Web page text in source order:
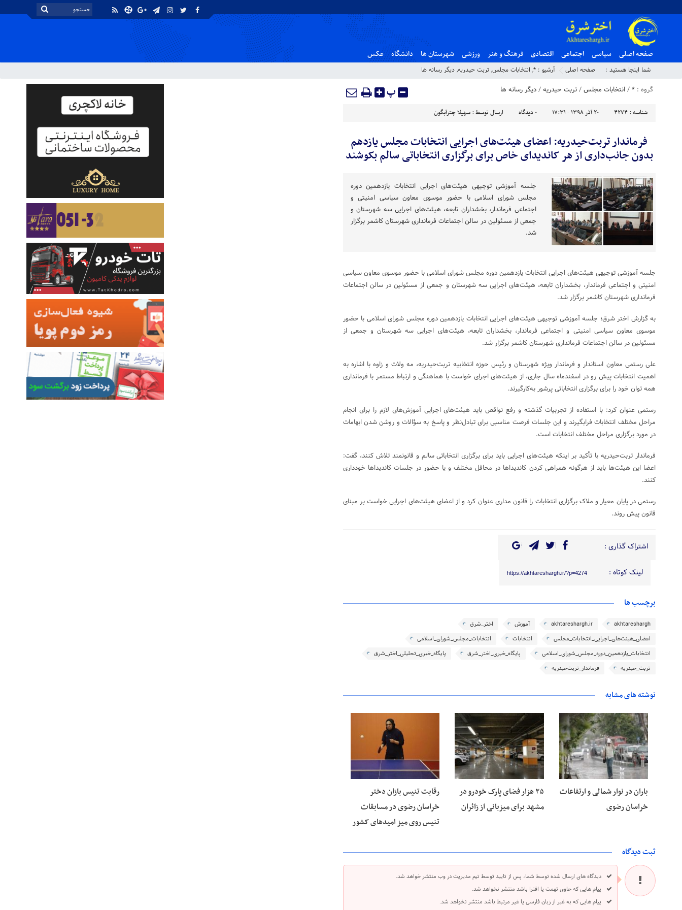
صفحه اصلی سیاسی اجتماعی اقتصادی فرهنگ و هنر ورزشی شهرستان ها دانشگاه عکس
شما اینجا هستید : صفحه اصلی آرشیو : *
, انتخابات مجلس, تربت حیدریه, دیگر رسانه ها
گروه : *
/انتخابات مجلس/تربت حیدریه/دیگر رسانه ها پ
شناسه : 4274 ۲۰ آذر ۱۳۹۸ - ۱۷:۳۱ ۰ دیدگاه ارسال توسط : سهیلا چترآبگون
فرماندار تربت‌حیدریه: اعضای هیئت‌های اجرایی انتخابات مجلس یازدهم
بدون جانب‌داری از هر کاندیدای خاص برای برگزاری انتخاباتی سالم بکوشند
جلسه آموزشی توجیهی هیئت‌های اجرایی انتخابات یازدهمین دوره
مجلس شورای اسلامی با حضور موسوی معاون سیاسی امنیتی و
اجتماعی فرماندار، بخشداران تابعه، هیئت‌های اجرایی سه شهرستان و
جمعی از مسئولین در سالن اجتماعات فرمانداری شهرستان کاشمر برگزار
شد.
جلسه آموزشی توجیهی هیئت‌های اجرایی انتخابات یازدهمین دوره مجلس شورای اسلامی با حضور موسوی معاون سیاسی
امنیتی و اجتماعی فرماندار، بخشداران تابعه، هیئت‌های اجرایی سه شهرستان و جمعی از مسئولین در سالن اجتماعات
فرمانداری شهرستان کاشمر برگزار شد.
به گزارش اختر شرق؛ جلسه آموزشی توجیهی هیئت‌های اجرایی انتخابات یازدهمین دوره مجلس شورای اسلامی با حضور
موسوی معاون سیاسی امنیتی و اجتماعی فرماندار، بخشداران تابعه، هیئت‌های اجرایی سه شهرستان و جمعی از
مسئولین در سالن اجتماعات فرمانداری شهرستان کاشمر برگزار شد.
علی رستمی معاون استاندار و فرماندار ویژه شهرستان و رئیس حوزه انتخابیه تربت‌حیدریه، مه ولات و زاوه با اشاره به
اهمیت انتخابات پیش رو در اسفندماه سال جاری، از هیئت‌های اجرای خواست با هماهنگی و ارتباط مستمر با فرمانداری
همه توان خود را برای برگزاری انتخاباتی پرشور به‌کارگیرند.
رستمی عنوان کرد: با استفاده از تجربیات گذشته و رفع نواقص باید هیئت‌های اجرایی آموزش‌های لازم را برای انجام
مراحل مختلف انتخابات فرابگیرند و این جلسات فرصت مناسبی برای تبادل‌نظر و پاسخ به سؤالات و روشن شدن ابهامات
در مورد برگزاری مراحل مختلف انتخابات است.
فرماندار تربت‌حیدریه با تأکید بر اینکه هیئت‌های اجرایی باید برای برگزاری انتخاباتی سالم و قانونمند تلاش کنند، گفت:
اعضا این هیئت‌ها باید از هرگونه همراهی کردن کاندیدا‌ها در محافل مختلف و یا حضور در جلسات کاندیدا‌ها خودداری
کنند.
رستمی در پایان معیار و ملاک برگزاری انتخابات را قانون مداری عنوان کرد و از اعضای هیئت‌های اجرایی خواست بر مبنای
قانون پیش روند.
اشتراک گذاری :
لینک کوتاه : https://akhtareshargh.ir/?p=4274
برچسب ها
akhtareshargh
akhtareshargh.ir آموزش
اختر_شرق
اعضای_هیئت‌های_اجرایی_انتخابات_مجلس
انتخابات
انتخابات_مجلس_شورای_اسلامی
انتخابات_یازدهمین_دوره_مجلس_شورای_اسلامی
پایگاه_خبری_اختر_شرق
پایگاه_خبری_تحلیلی_اختر_شرق
تربت_حیدریه
فرماندار_تربت‌حیدریه
نوشته های مشابه
۱۵ مرداد ۱۴۰۵
باران در نوار شمالی و ارتفاعات
خراسان رضوی
۱۵ مرداد ۱۴۰۵
۲۵ هزار فضای پارک خودرو در
مشهد برای میزبانی از زائران
رقابت تنیس بازان دختر
خراسان رضوی در مسابقات
تنیس روی میز امیدهای کشور
ثبت دیدگاه
دیدگاه های ارسال شده توسط شما، پس از تایید توسط تیم مدیریت در وب منتشر خواهد شد.
پیام هایی که حاوی تهمت یا افترا باشد منتشر نخواهد شد.
پیام هایی که به غیر از زبان فارسی یا غیر مرتبط باشد منتشر نخواهد شد.